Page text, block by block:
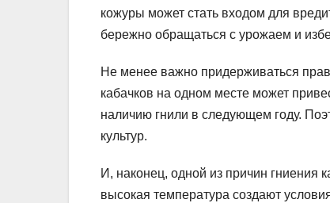
кожуры может стать входом для
бережно обращаться с урожаем и
Не менее важно придерживаться
кабачков на одном месте может
наличию гнили в следующем году.
культур.
И, наконец, одной из причин гниения
высокая температура создают